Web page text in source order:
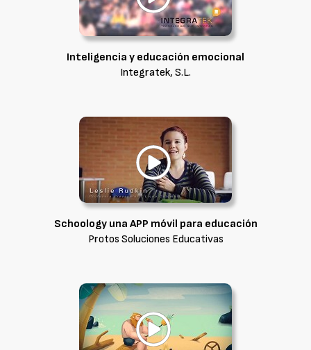
Inteligencia y educación emocional
Integratek, S.L.
Schoology una APP móvil para educación
Protos Soluciones Educativas